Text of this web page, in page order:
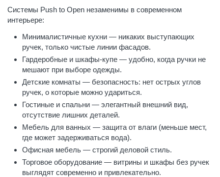
Системы Push to Open незаменимы в современном
интерьере:
Минималистичные кухни — никаких выступающих
ручек, только чистые линии фасадов.
Гардеробные и шкафы-купе — удобно, когда ручки не
мешают при выборе одежды.
Детские комнаты — безопасность: нет острых углов
ручек, о которые можно удариться.
Гостиные и спальни — элегантный внешний вид,
отсутствие лишних деталей.
Мебель для ванных — защита от влаги (меньше мест,
где может задерживаться вода).
Офисная мебель — строгий деловой стиль.
Торговое оборудование — витрины и шкафы без ручек
выглядят современно и привлекательно.